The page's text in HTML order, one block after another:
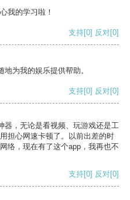
我的学习啦！
支持[0] 反对[0]
为我的娱乐提供帮助。
支持[0] 反对[0]
器，无论是看视频、玩游戏还是工
担心网速卡顿了。以前出差的时
络，现在有了这个app，我再也不
支持[0] 反对[0]